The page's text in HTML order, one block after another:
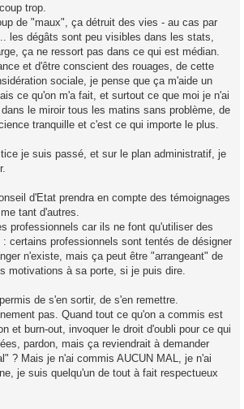
trop.
de "maux", ça détruit des vies - au cas par
les dégâts sont peu visibles dans les stats,
ça ne ressort pas dans ce qui est médian.
et d'être conscient des rouages, de cette
sociale, je pense que ça m'aide un
ce qu'on m'a fait, et surtout ce que moi je n'ai
le miroir tous les matins sans problème, de
tranquille et c'est ce qui importe le plus.
je suis passé, et sur le plan administratif, je
d'Etat prendra en compte des témoignages
tant d'autres.
professionnels car ils ne font qu'utiliser des
certains professionnels sont tentés de désigner
n'existe, mais ça peut être "arrangeant" de
motivations à sa porte, si je puis dire.
de s'en sortir, de s'en remettre.
pas. Quand tout ce qu'on a commis est
et burn-out, invoquer le droit d'oubli pour ce qui
pardon, mais ça reviendrait à demander
? Mais je n'ai commis AUCUN MAL, je n'ai
je suis quelqu'un de tout à fait respectueux